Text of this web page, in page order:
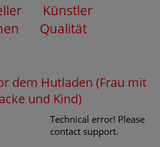
Künstler
Qualität
dem Hutladen (Frau mit
und Kind)
Technical error! Please
contact support.